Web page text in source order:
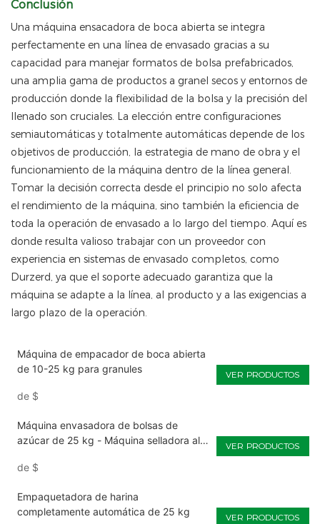
Conclusión
Una máquina ensacadora de boca abierta se integra
perfectamente en una línea de envasado gracias a su
capacidad para manejar formatos de bolsa prefabricados,
una amplia gama de productos a granel secos y entornos de
producción donde la flexibilidad de la bolsa y la precisión del
llenado son cruciales. La elección entre configuraciones
semiautomáticas y totalmente automáticas depende de los
objetivos de producción, la estrategia de mano de obra y el
funcionamiento de la máquina dentro de la línea general.
Tomar la decisión correcta desde el principio no solo afecta
el rendimiento de la máquina, sino también la eficiencia de
toda la operación de envasado a lo largo del tiempo. Aquí es
donde resulta valioso trabajar con un proveedor con
experiencia en sistemas de envasado completos, como
Durzerd, ya que el soporte adecuado garantiza que la
máquina se adapte a la línea, al producto y a las exigencias a
largo plazo de la operación.
Máquina de empacador de boca abierta
de 10-25 kg para granules
de $
VER PRODUCTOS
Máquina envasadora de bolsas de
azúcar de 25 kg - Máquina selladora al
de $
VER PRODUCTOS
Empaquetadora de harina
completamente automática de 25 kg
VER PRODUCTOS